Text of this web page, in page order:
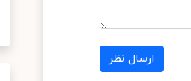
ارسال نظر